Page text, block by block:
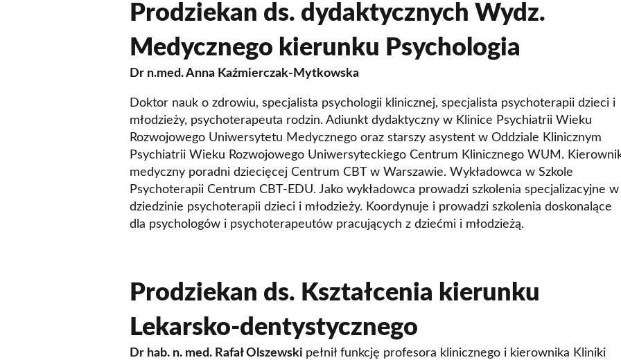
Prodziekan ds. dydaktycznych Wydz.
Medycznego kierunku Psychologia
Dr n.med. Anna Kaźmierczak-Mytkowska
Doktor nauk o zdrowiu, specjalista psychologii klinicznej, specjalista psychoterapii dzieci i
młodzieży, psychoterapeuta rodzin. Adiunkt dydaktyczny w Klinice Psychiatrii Wieku
Rozwojowego Uniwersytetu Medycznego oraz starszy asystent w Oddziale Klinicznym
Psychiatrii Wieku Rozwojowego Uniwersyteckiego Centrum Klinicznego WUM.
medyczny poradni dziecięcej Centrum CBT w Warszawie. Wykładowca w Szkole
Psychoterapii Centrum CBT-EDU. Jako wykładowca prowadzi szkolenia specjalizacyjne w
dziedzinie psychoterapii dzieci i młodzieży. Koordynuje i prowadzi szkolenia doskonalące
dla psychologów i psychoterapeutów pracujących z dziećmi i młodzieżą.
Prodziekan ds. Kształcenia kierunku
Lekarsko-dentystycznego
Dr hab. n. med. Rafał Olszewski pełnił funkcję profesora klinicznego i kierownika Kliniki